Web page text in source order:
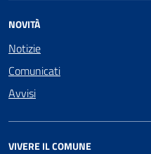
NOVITÀ
Notizie
Comunicati
Avvisi
VIVERE IL COMUNE